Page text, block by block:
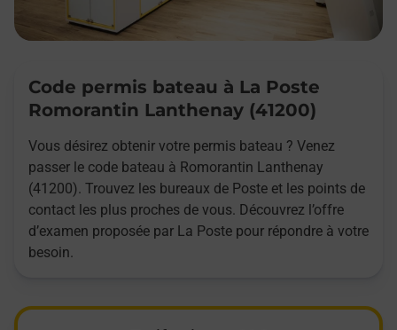
Code permis bateau à La Poste
Romorantin Lanthenay (41200)
Vous désirez obtenir votre permis bateau ? Venez
passer le code bateau à Romorantin Lanthenay
(41200). Trouvez les bureaux de Poste et les points de
contact les plus proches de vous. Découvrez l’offre
d’examen proposée par La Poste pour répondre à votre
besoin.